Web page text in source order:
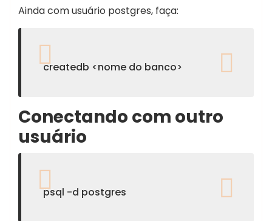
Ainda com usuário postgres, faça:
createdb <nome do banco>
Conectando com outro
usuário
psql -d postgres